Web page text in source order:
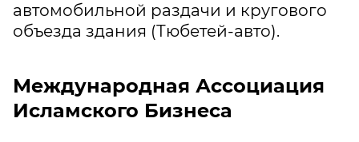
автомобильной раздачи и кругового
объезда здания (Тюбетей-авто).
Международная Ассоциация
Исламского Бизнеса